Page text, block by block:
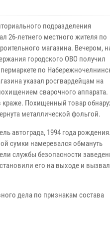
подразделения
26-летнего местного жителя по
магазина. Вечером,
городского ОВО получил
по
указал росгвардейцам на
сварочного аппарата.
краже. Похищенный товар
металлической фольгой.
автограда, 1994 года
сумки намеревался обмануть
службы безопасности
его на выходе и
дела по признакам состава